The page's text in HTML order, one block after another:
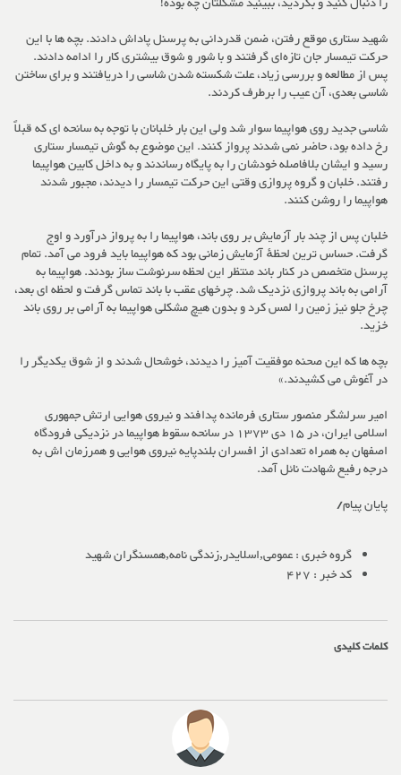
شهید ستاری موقع رفتن، ضمن قدردانی به پرسنل پاداش دادند. بچه ها با این
حرکت تیمسار جان تازه‌ای گرفتند و با شور و شوق بیشتری کار را ادامه دادند.
پس از مطالعه و بررسی زیاد، علت شکسته شدن شاسی را دریافتند و برای ساختن
شاسی بعدی، آن عیب را برطرف کردند.
شاسی جدید روی هواپیما سوار شد ولی این بار خلبانان با توجه به سانحه ای که قبلاً
رخ داده بود، حاضر نمی شدند پرواز کنند. این موضوع به گوش تیمسار ستاری
رسید و ایشان بلافاصله خودشان را به پایگاه رساندند و به داخل کابین هواپیما
رفتند. خلبان و گروه پروازی وقتی این حرکت تیمسار را دیدند، مجبور شدند
هواپیما را روشن کنند.
خلبان پس از چند بار آزمایش بر روی باند، هواپیما را به پرواز درآورد و اوج
گرفت. حساس ترین لحظهٔ آزمایش زمانی بود که هواپیما باید فرود می آمد. تمام
پرسنل متخصص در کنار باند منتظر این لحظه سرنوشت ساز بودند. هواپیما به
آرامی به باند پروازی نزدیک شد. چرخهای عقب با باند تماس گرفت و لحظه ای بعد،
چرخ جلو نیز زمین را لمس کرد و بدون هیچ مشکلی هواپیما به آرامی بر روی باند
خزید.
بچه ها که این صحنه موفقیت آمیز را دیدند، خوشحال شدند و از شوق یکدیگر را
در آغوش می کشیدند.»
امیر سرلشگر منصور ستاری فرمانده پدافند و نیروی هوایی ارتش جمهوری
اسلامی ایران، در 15 دی 1373 در سانحه سقوط هواپیما در نزدیکی فرودگاه
اصفهان به همراه تعدادی از افسران بلندپایه نیروی هوایی و همرزمان اش به
درجه رفیع شهادت نائل آمد.
پایان پیام/
گروه خبری :عمومی,اسلایدر,زندگی نامه,همسنگران شهید
کد خبر :427
کلمات کلیدی